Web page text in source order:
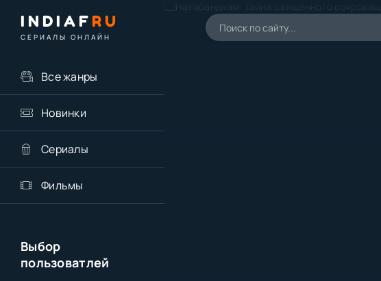
INDIAFRU
СЕРИАЛЫ ОНЛАЙН
Все жанры
Новинки
Сериалы
Фильмы
Выбор
пользоватлей